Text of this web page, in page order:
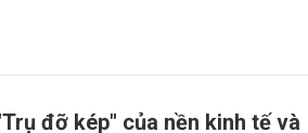
đỡ kép" của nền kinh tế và